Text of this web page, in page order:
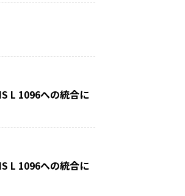
L 1096への統合に
L 1096への統合に